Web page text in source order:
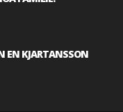
EN KJARTANSSON